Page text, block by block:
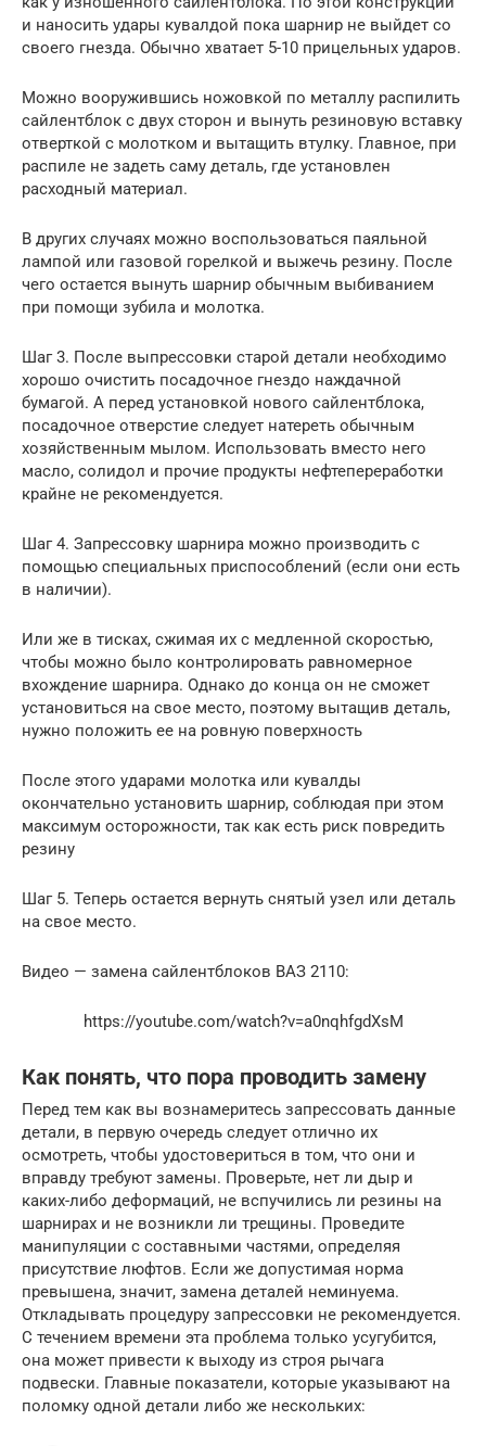
и наносить удары кувалдой пока шарнир не выйдет со
своего гнезда. Обычно хватает 5-10 прицельных ударов.
Можно вооружившись ножовкой по металлу распилить
сайлентблок с двух сторон и вынуть резиновую вставку
отверткой с молотком и вытащить втулку. Главное, при
распиле не задеть саму деталь, где установлен
расходный материал.
В других случаях можно воспользоваться паяльной
лампой или газовой горелкой и выжечь резину. После
чего остается вынуть шарнир обычным выбиванием
при помощи зубила и молотка.
Шаг 3. После выпрессовки старой детали необходимо
хорошо очистить посадочное гнездо наждачной
бумагой. А перед установкой нового сайлентблока,
посадочное отверстие следует натереть обычным
хозяйственным мылом. Использовать вместо него
масло, солидол и прочие продукты нефтепереработки
крайне не рекомендуется.
Шаг 4. Запрессовку шарнира можно производить с
помощью специальных приспособлений (если они есть
в наличии).
Или же в тисках, сжимая их с медленной скоростью,
чтобы можно было контролировать равномерное
вхождение шарнира. Однако до конца он не сможет
установиться на свое место, поэтому вытащив деталь,
нужно положить ее на ровную поверхность
После этого ударами молотка или кувалды
окончательно установить шарнир, соблюдая при этом
максимум осторожности, так как есть риск повредить
резину
Шаг 5. Теперь остается вернуть снятый узел или деталь
на свое место.
Видео — замена сайлентблоков ВАЗ 2110:
https://youtube.com/watch?v=a0nqhfgdXsM
Как понять, что пора проводить замену
Перед тем как вы вознамеритесь запрессовать данные
детали, в первую очередь следует отлично их
осмотреть, чтобы удостовериться в том, что они и
вправду требуют замены. Проверьте, нет ли дыр и
каких-либо деформаций, не вспучились ли резины на
шарнирах и не возникли ли трещины. Проведите
манипуляции с составными частями, определяя
присутствие люфтов. Если же допустимая норма
превышена, значит, замена деталей неминуема.
Откладывать процедуру запрессовки не рекомендуется.
С течением времени эта проблема только усугубится,
она может привести к выходу из строя рычага
подвески. Главные показатели, которые указывают на
поломку одной детали либо же нескольких: